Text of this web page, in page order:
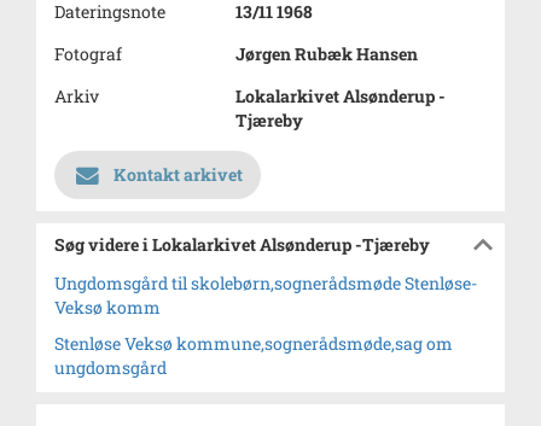
Dateringsnote
13/11 1968
Fotograf
Jørgen Rubæk Hansen
Arkiv
Lokalarkivet Alsønderup -
Tjæreby
Kontakt arkivet
Søg videre i Lokalarkivet Alsønderup -Tjæreby
Ungdomsgård til skolebørn,sognerådsmøde Stenløse-
Veksø komm
Stenløse Veksø kommune,sognerådsmøde,sag om
ungdomsgård